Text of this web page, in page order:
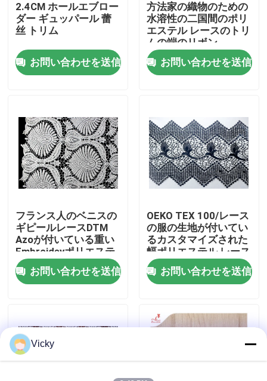
家
プロダクト
工場旅行
品質管理
私達に連絡しなさい
引用を要求しなさい
刺繍されたレースの生地
2.4CM ホールエブロー
ダー ギュッパール 蕾
丝 トリム
お問い合わせを送信
方法家の織物のための
水溶性の二国間のポリ
エステル レースのトリ
ムの端のリボン
お問い合わせを送信
フランス人のベニスの
ギピールレースDTM
Azoが付いている重い
Embroideyポリエステ
ル レースの生地は放し
ますお問い合わせを送信
OEKO TEX 100/レース
の服の生地が付いてい
るカスタマイズされた
幅ポリエステル レース
のアフリカのコードの
トリムお問い合わせを送信
Vicky